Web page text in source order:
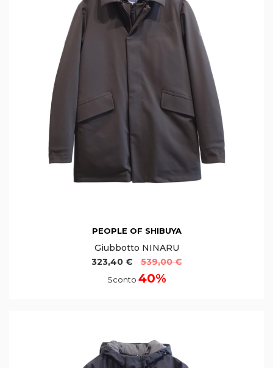
PEOPLE OF SHIBUYA
Giubbotto NINARU
323,40 €
539,00 €
Sconto 40%